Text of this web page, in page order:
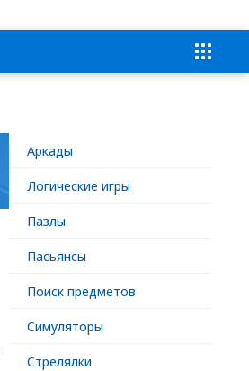
Аркады
Логические игры
Пазлы
Пасьянсы
Поиск предметов
Симуляторы
Стрелялки